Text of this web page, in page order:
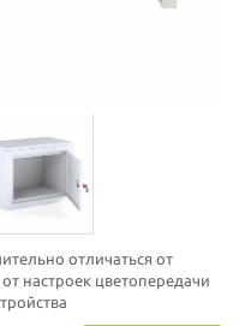
отличаться от
настроек цветопередачи